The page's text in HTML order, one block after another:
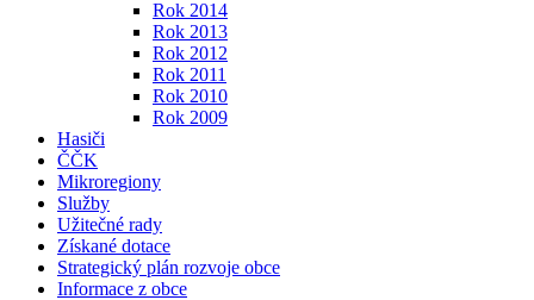
Rok 2014
Rok 2013
Rok 2012
Rok 2011
Rok 2010
Rok 2009
Hasiči
ČČK
Mikroregiony
Služby
Užitečné rady
Získané dotace
Strategický plán rozvoje obce
Informace z obce